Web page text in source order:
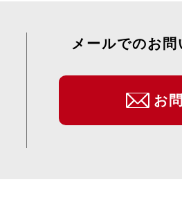
メールでのお
お